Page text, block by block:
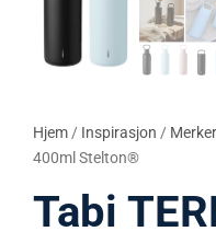
Hjem/ Inspirasjon / Merker
400ml Stelton®
Tabi